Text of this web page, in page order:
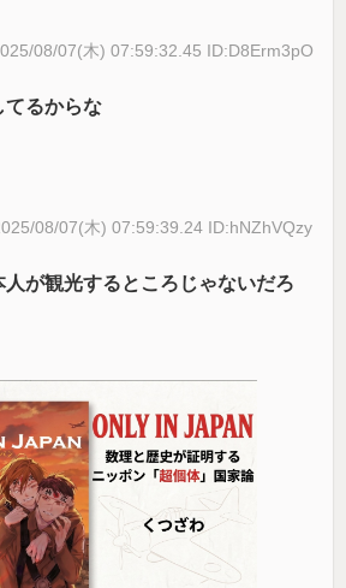
08/07(木) 07:59:32.45 ID:D8Erm3pO
てるからな
08/07(木) 07:59:39.24 ID:hNZhVQzy
が観光するところじゃないだろ